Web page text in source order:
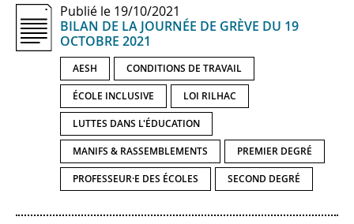
Publié le 19/10/2021
BILAN DE LA JOURNÉE DE GRÈVE DU 19
OCTOBRE 2021
AESH CONDITIONS DE TRAVAIL
ÉCOLE INCLUSIVE LOI RILHAC
LUTTES DANS L'ÉDUCATION
MANIFS & RASSEMBLEMENTS PREMIER DEGRÉ
PROFESSEUR·E DES ÉCOLES SECOND DEGRÉ